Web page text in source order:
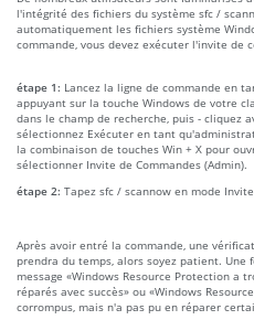
l'intégrité des fichiers du système sfc /
automatiquement les fichiers système
commande, vous devez exécuter l'invite de
étape 1: Lancez la ligne de commande en
appuyant sur la touche Windows de votre
dans le champ de recherche, puis - cliquez
sélectionnez Exécuter en tant
la combinaison de touches Win + X pour
sélectionner Invite de Commandes (Admin).
étape 2: Tapez sfc / scannow en mode
Après avoir entré la commande, une
prendra du temps, alors soyez patient.
message «Windows Resource Protection a
réparés avec succès» ou «Windows
corrompus, mais n'a pas pu en réparer